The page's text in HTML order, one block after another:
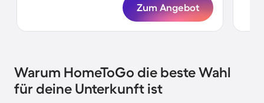
Zum Angebot
Warum HomeToGo die beste Wahl
für deine Unterkunft ist